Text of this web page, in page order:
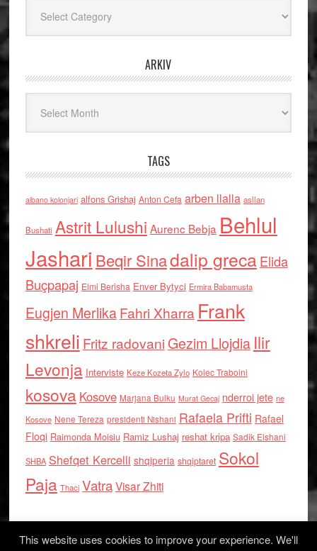
ARKIV
TAGS
albano kolonjari alfons Grishaj Anton Cefa arben llalla asllan
Bushati Astrit Lulushi Aurenc Bebja Behlul
Jashari Beqir Sinadalip grecaElida
Buçpapaj Elmi Berisha Enver Bytyci Ermira Babamusta
Eugjen MerlikaFahri Xharra Frank
shkreli Fritz radovaniGezim Llojdia Ilir
Levonja Interviste Keze Kozeta Zylo Kolec Traboini
kosova Kosove Marjana Bulku Murat Gecaj nderroi jete ne
Kosove Nene Tereza presidenti Nishani Rafaela Prifti Rafael
Floqi Raimonda Moisiu Ramiz Lushaj reshat kripa Sadik Elshani
SHBA Shefqet Kercelli shqiperia shqiptaret Sokol
Paja Thaci VatraVisar Zhiti
This website uses cookies to improve your experience. We'll